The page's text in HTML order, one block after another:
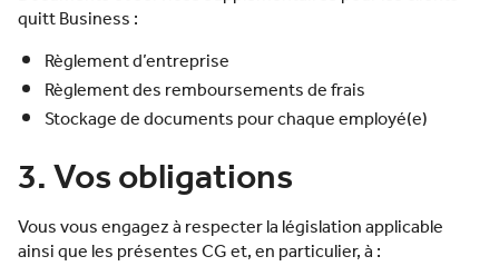
quitt Business :
Règlement d’entreprise
Règlement des remboursements de frais
Stockage de documents pour chaque employé(e)
3. Vos obligations
Vous vous engagez à respecter la législation applicable
ainsi que les présentes CG et, en particulier, à :